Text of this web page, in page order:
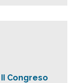
Congreso